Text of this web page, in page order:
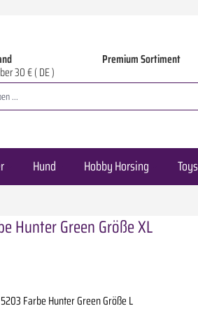
30 € ( DE )
Premium Sortiment
Hund Hobby Horsing Toys
Hunter Green Größe XL